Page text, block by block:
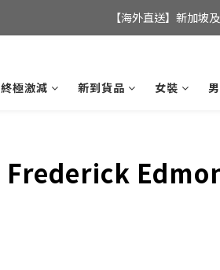
全店滿$350，即可享港
【海外直送】新加坡
終極激減
新到貨品 女裝
Frederick